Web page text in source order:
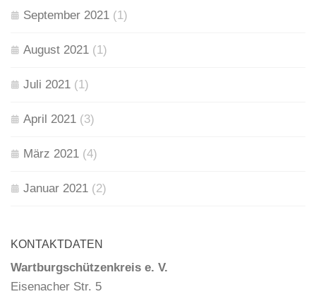
September 2021 (1)
August 2021 (1)
Juli 2021 (1)
April 2021 (3)
März 2021 (4)
Januar 2021 (2)
KONTAKTDATEN
Wartburgschützenkreis e. V.
Eisenacher Str. 5